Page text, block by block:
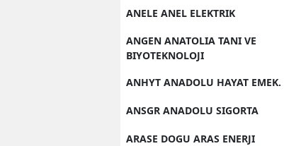
ANELE ANEL ELEKTRIK
ANGEN ANATOLIA TANI VE
BIYOTEKNOLOJI
ANHYT ANADOLU HAYAT EMEK.
ANSGR ANADOLU SIGORTA
ARASE DOGU ARAS ENERJI